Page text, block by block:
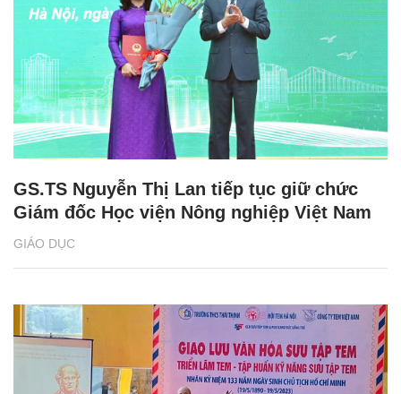
GIÁO DỤC
GS.TS Nguyễn Thị Lan tiếp tục giữ chức
Giám đốc Học viện Nông nghiệp Việt Nam